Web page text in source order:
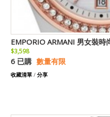
EMPORIO ARMANI 男女裝時
$3,598
6 已購 數量有限
收藏清單 / 分享